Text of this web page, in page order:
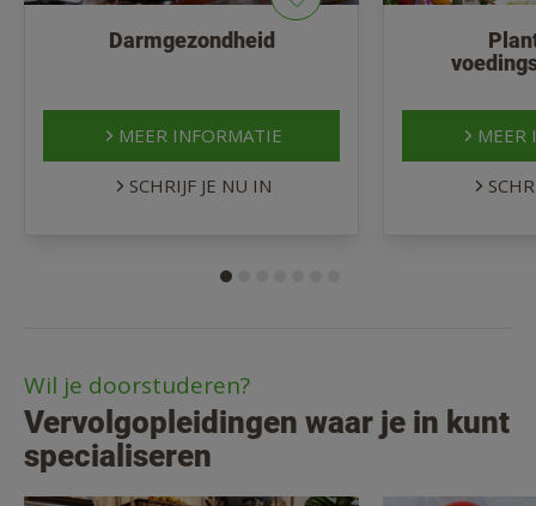
Darmgezondheid
MEER INFORMATIE
SCHRIJF JE NU IN
MEER
Wil je doorstuderen?
Vervolgopleidingen waar je in kunt
specialiseren